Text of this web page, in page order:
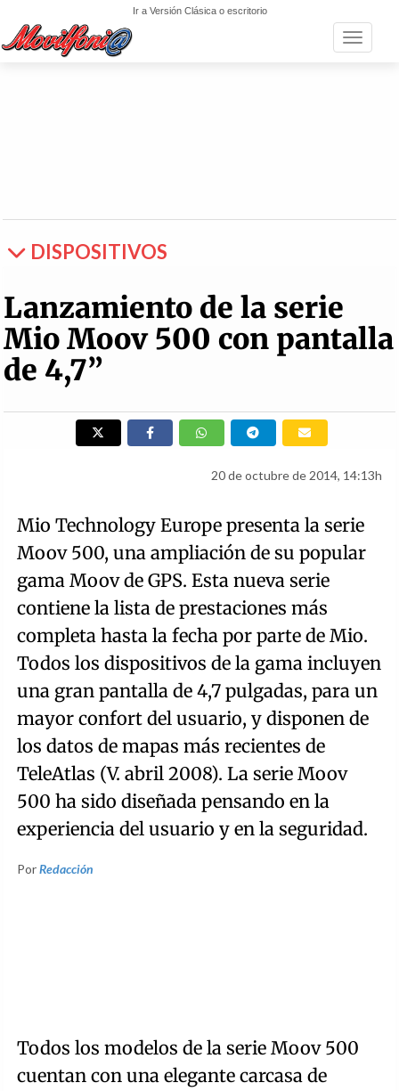
Ir a Versión Clásica o escritorio
Toggle
DISPOSITIVOS
Lanzamiento de la serie
Mio Moov 500 con pantalla
de 4,7”
20 de octubre de 2014, 14:13h
Mio Technology Europe presenta la serie
Moov 500, una ampliación de su popular
gama Moov de GPS. Esta nueva serie
contiene la lista de prestaciones más
completa hasta la fecha por parte de Mio.
Todos los dispositivos de la gama incluyen
una gran pantalla de 4,7 pulgadas, para un
mayor confort del usuario, y disponen de
los datos de mapas más recientes de
TeleAtlas (V. abril 2008). La serie Moov
500 ha sido diseñada pensando en la
experiencia del usuario y en la seguridad.
PorRedacción
Todos los modelos de la serie Moov 500
cuentan con una elegante carcasa de